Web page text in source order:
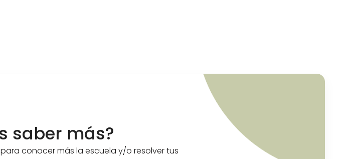
saber más?
conocer más la escuela y/o resolver tus